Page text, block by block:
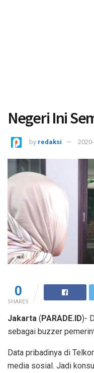
Negeri Ini
by redaksi
0
SHARES
Jakarta (PARADE.ID)-
sebagai buzzer
Data pribadinya di
media sosial. Jadi